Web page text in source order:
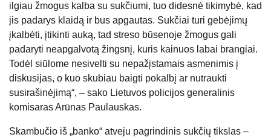
ilgiau žmogus kalba su sukčiumi, tuo didesnė tikimybė, kad
jis padarys klaidą ir bus apgautas. Sukčiai turi gebėjimų
įkalbėti, įtikinti auką, tad streso būsenoje žmogus gali
padaryti neapgalvotą žingsnį, kuris kainuos labai brangiai.
Todėl siūlome nesivelti su nepažįstamais asmenimis į
diskusijas, o kuo skubiau baigti pokalbį ar nutraukti
susirašinėjimą“, – sako Lietuvos policijos generalinis
komisaras Arūnas Paulauskas.
Skambučio iš „banko“ atveju pagrindinis sukčių tikslas –